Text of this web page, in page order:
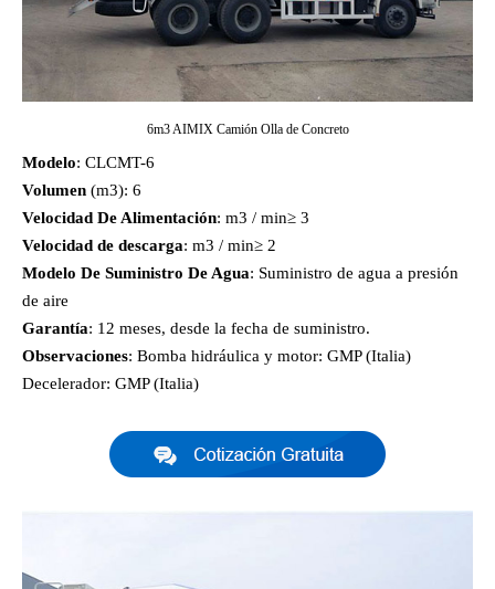
6m3 AIMIX Camión Olla de Concreto
Modelo: CLCMT-6
Volumen (m3): 6
Velocidad De Alimentación: m3 / min≥ 3
Velocidad de descarga: m3 / min≥ 2
Modelo De Suministro De Agua: Suministro de agua a presión
de aire
Garantía: 12 meses, desde la fecha de suministro.
Observaciones: Bomba hidráulica y motor: GMP (Italia)
Decelerador: GMP (Italia)